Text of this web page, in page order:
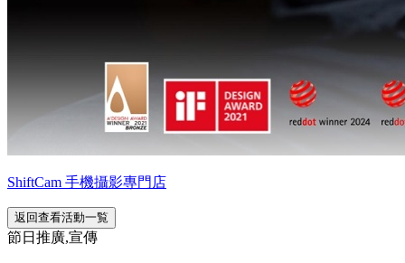
ShiftCam 手機攝影專門店
返回查看活動一覧
節日推廣,宣傳